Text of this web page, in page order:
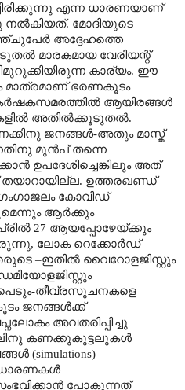
എന്ന ധാരണയാണ്
മോദിയുടെ
അദ്ദേഹത്തെ
മാരകമായ വേരിയന്റ്
കാര്യം. ഈ
മാത്രമാണ് ഭരണകൂടം
ആയിരങ്ങൾ
അതിൽക്കൂടുതൽ.
ജനങ്ങൾ-അതും മാസ്ക്
മുൻപ് തന്നെ
ഉപദേശിച്ചെങ്കിലും അത്
തയാറായില്ല. ഉത്തരഖണ്ഡ്
കോവിഡ്
ആർക്കും
27 ആയപ്പോഴേയ്ക്കും
, ലോക റെക്കോർഡ്
–ഇതിൽ വൈറോളജിസ്റ്റും
തീവ്രസൂചനകളെ
ജനങ്ങൾക്ക്
അവതരിപ്പിച്ചു
കണക്കുകൂട്ടലുകൾ
(simulations)
പോകുന്നത്